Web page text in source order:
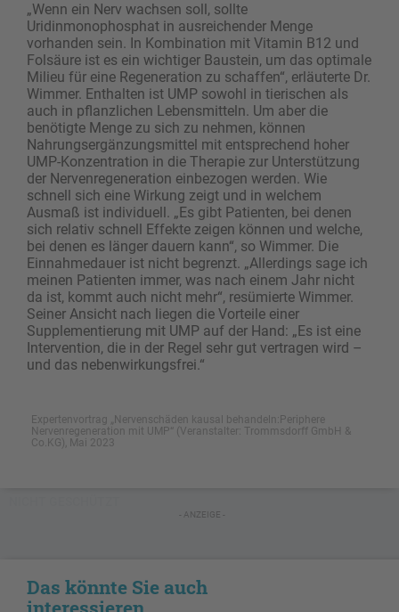
„Wenn ein Nerv wachsen soll, sollte
Uridinmonophosphat in ausreichender Menge
vorhanden sein. In Kombination mit Vitamin B12 und
Folsäure ist es ein wichtiger Baustein, um das optimale
Milieu für eine Regeneration zu schaffen“, erläuterte Dr.
Wimmer. Enthalten ist UMP sowohl in tierischen als
auch in pflanzlichen Lebensmitteln. Um aber die
benötigte Menge zu sich zu nehmen, können
Nahrungsergänzungsmittel mit entsprechend hoher
UMP-Konzentration in die Therapie zur Unterstützung
der Nervenregeneration einbezogen werden. Wie
schnell sich eine Wirkung zeigt und in welchem
Ausmaß ist individuell. „Es gibt Patienten, bei denen
sich relativ schnell Effekte zeigen können und welche,
bei denen es länger dauern kann“, so Wimmer. Die
Einnahmedauer ist nicht begrenzt. „Allerdings sage ich
meinen Patienten immer, was nach einem Jahr nicht
da ist, kommt auch nicht mehr“, resümierte Wimmer.
Seiner Ansicht nach liegen die Vorteile einer
Supplementierung mit UMP auf der Hand: „Es ist eine
Intervention, die in der Regel sehr gut vertragen wird –
und das nebenwirkungsfrei.“
Expertenvortrag „Nervenschäden kausal behandeln:Periphere
Nervenregeneration mit UMP“ (Veranstalter: Trommsdorff GmbH &
Co.KG), Mai 2023
- ANZEIGE -
Das könnte Sie auch